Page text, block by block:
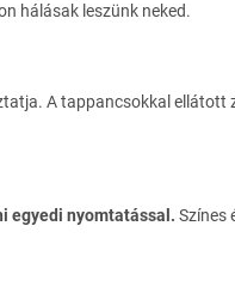
hálásak leszünk neked.
A tappancsokkal ellátott
egyedi nyomtatással. Színes